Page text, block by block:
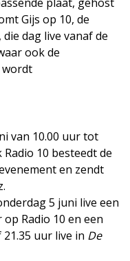
Gijs op 10, de
dag live vanaf de
ook de
wordt
van 10.00 uur tot
Radio 10 besteedt de
en zendt
5 juni live een
Radio 10 en een
uur live in De